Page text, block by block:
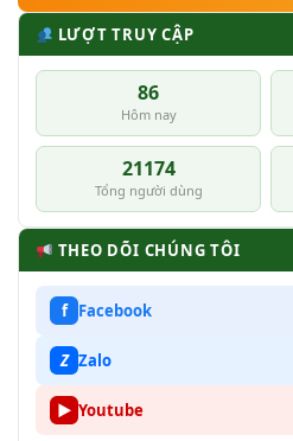
LƯỢT TRUY CẬP
86
Hôm nay
21174
Tổng người dùng
THEO DÕI CHÚNG TÔI
f Facebook
Z Zalo
▶ Youtube